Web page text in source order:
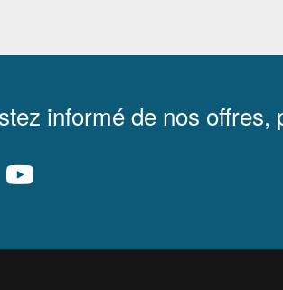
informé de nos offres,